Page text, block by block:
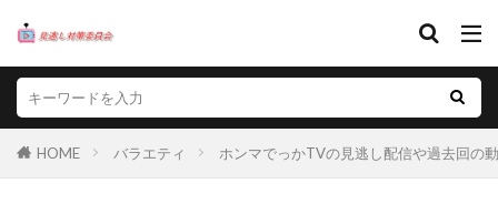
HOME バラエティ ホンマでっかTVの見逃し配信や過去回の